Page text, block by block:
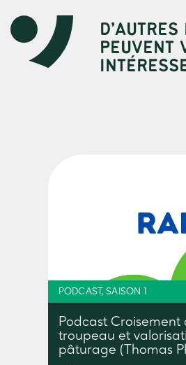
PEUVENT
PODCAST, SAISON 1
Podcast Croisement
troupeau et
pâturage (Thomas